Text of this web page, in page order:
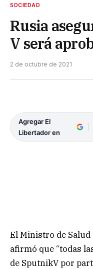
SOCIEDAD
Rusia
V será
2 de octubre de 2021
Agregar El
Libertador en
El Ministro de
afirmó que “todas
de SputnikV por